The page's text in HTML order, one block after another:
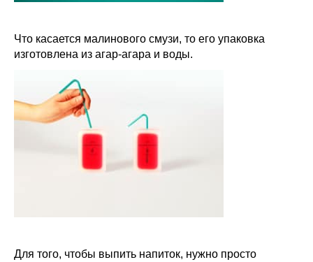
Что касается малинового смузи, то его упаковка
изготовлена из агар-агара и воды.
Для того, чтобы выпить напиток, нужно просто